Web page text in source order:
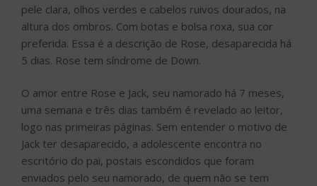
pele clara, olhos verdes e cabelos ruivos dourados, na
altura dos ombros. Com botas e bolsa roxa, sua cor
preferida. Essa é a descrição de Rose, desaparecida há
5 dias. Rose tem síndrome de Down.
O amor entre Rose e Jack, seu namorado há 7 meses,
uma semana e três dias também é revelado ao leitor,
logo nas primeiras páginas. Sem entender o motivo de
Jack ter desaparecido, a adolescente encontra no
escritório do pai, postais escondidos que foram
enviados pelo seu namorado, de quem não se tem